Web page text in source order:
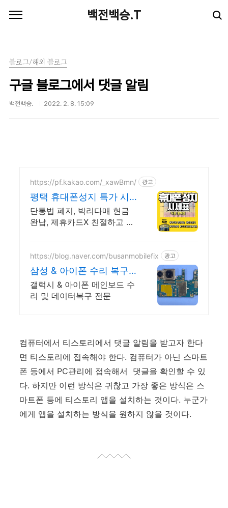
백전백승.T
블로그/해외 블로그
구글 블로그에서 댓글 알림
백전백승. 2022. 2. 8. 15:09
https://pf.kakao.com/_xawBmn/ 광고
평택 휴대폰성지 특가 시
세표 가격비교 꼭 해보세
요
단통법 폐지, 박리다매 현금
완납, 제휴카드X 친절하고 자
https://blog.naver.com/busanmobilefix 광고
삼성 & 아이폰 수리 복구
복구 실패시 비용 무료
갤럭시 & 아이폰 메인보드 수
리 및 데이터복구 전문
컴퓨터에서 티스토리에서 댓글 알림을 받고자 한다
면 티스토리에 접속해야 한다. 컴퓨터가 아닌 스마트
폰 등에서 PC관리에 접속해서 댓글을 확인할 수 있
다. 하지만 이런 방식은 귀찮고 가장 좋은 방식은 스
마트폰 등에 티스토리 앱을 설치하는 것이다. 누군가
에게 앱을 설치하는 방식을 원하지 않을 것이다.